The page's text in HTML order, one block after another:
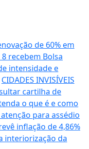
de 60% em
recebem Bolsa
intensidade e
CIDADES INVISÍVEIS
cartilha de
o que é e como
para assédio
inflação de 4,86%
interiorização da